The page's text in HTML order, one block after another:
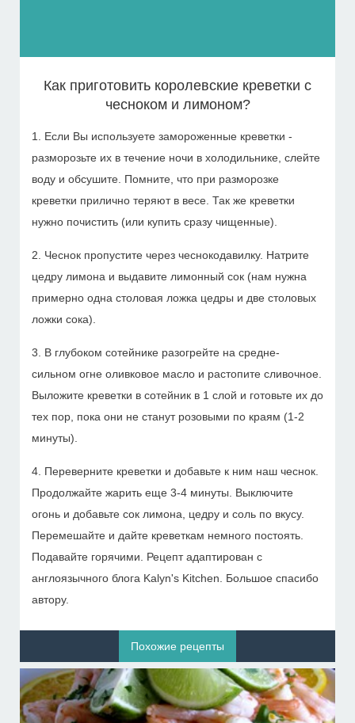
Как приготовить королевские креветки с
чесноком и лимоном?
1. Если Вы используете замороженные креветки -
разморозьте их в течение ночи в холодильнике, слейте
воду и обсушите. Помните, что при разморозке
креветки прилично теряют в весе. Так же креветки
нужно почистить (или купить сразу чищенные).
2. Чеснок пропустите через чеснокодавилку. Натрите
цедру лимона и выдавите лимонный сок (нам нужна
примерно одна столовая ложка цедры и две столовых
ложки сока).
3. В глубоком сотейнике разогрейте на средне-
сильном огне оливковое масло и растопите сливочное.
Выложите креветки в сотейник в 1 слой и готовьте их до
тех пор, пока они не станут розовыми по краям (1-2
минуты).
4. Переверните креветки и добавьте к ним наш чеснок.
Продолжайте жарить еще 3-4 минуты. Выключите
огонь и добавьте сок лимона, цедру и соль по вкусу.
Перемешайте и дайте креветкам немного постоять.
Подавайте горячими. Рецепт адаптирован с
англоязычного блога Kalyn's Kitchen. Большое спасибо
автору.
Похожие рецепты